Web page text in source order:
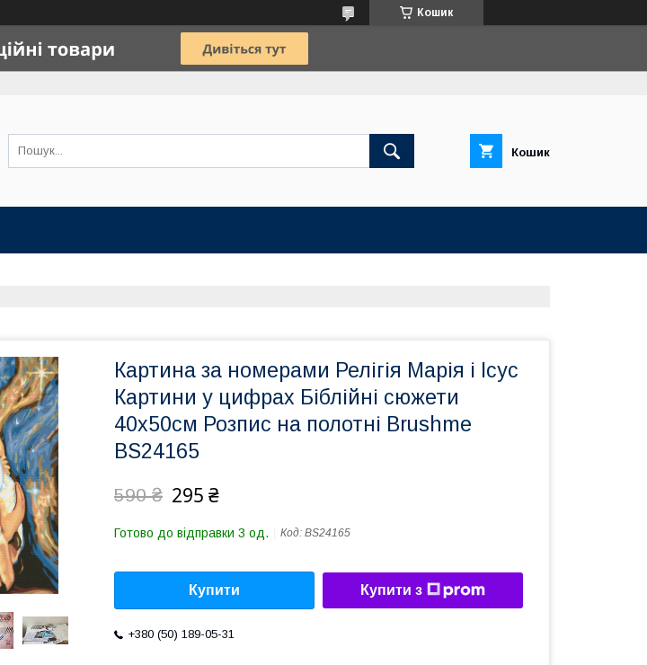
Кошик
Кошик
Картина за номерами Релігія Марія і Ісус
Картини у цифрах Біблійні сюжети
40х50см Розпис на полотні Brushme
BS24165
590 ₴ 295 ₴
Готово до відправки 3 од. Код: BS24165
Купити Купити з
+380 (50) 189-05-31